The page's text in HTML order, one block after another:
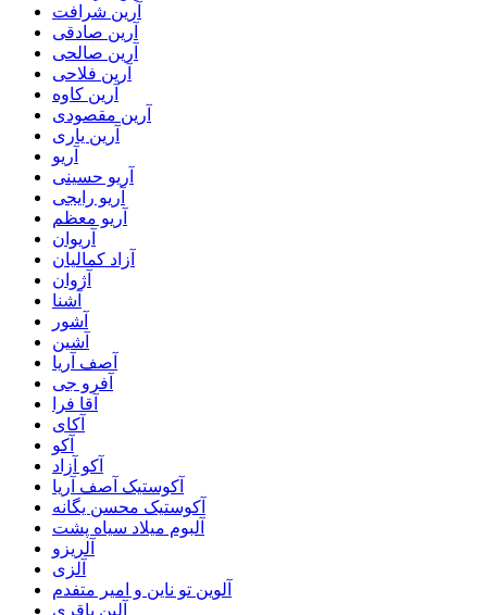
آرین شرافت
آرین صادقی
آرین صالحی
آرین فلاحی
آرین کاوه
آرین مقصودی
آرین یاری
آریو
آریو حسینی
آریو رایجی
آریو معظم
آریوان
آزاد کمالیان
آژوان
آشنا
آشور
آشین
آصف آریا
آفرو جی
آقا فرا
آکای
آکو
آکو آزاد
آکوستیک آصف آریا
آکوستیک محسن یگانه
آلبوم میلاد سیاه پشت
آلریزو
آلزی
آلوین تو ناین و امیر متفدم
آلین باقری